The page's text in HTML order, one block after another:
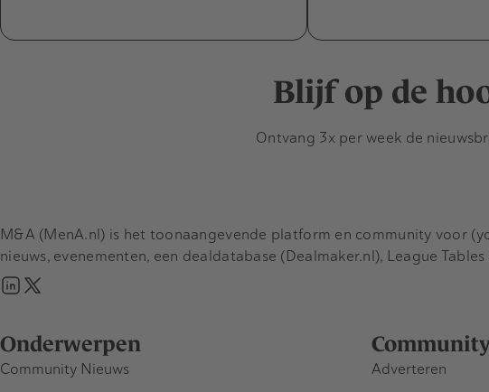
Blijf op de
Ontvang 3x per week de
Onderwerpen
Community Nieuws
Community
Adverteren
M&A (MenA.nl) is het toonaangevende platform en community voor
nieuws, evenementen, een dealdatabase (Dealmaker.nl), League